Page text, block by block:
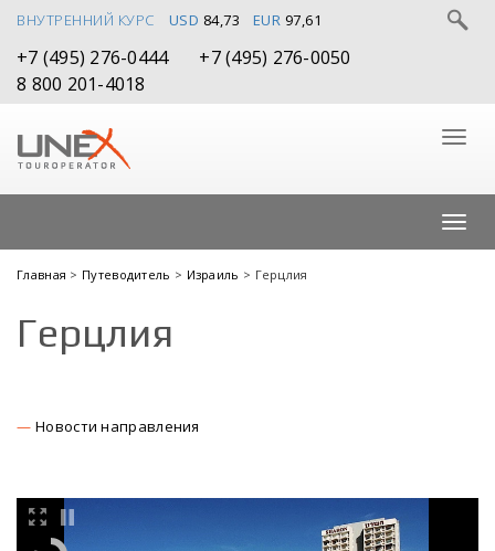
ВНУТРЕННИЙ КУРС USD 84,73 EUR 97,61
+7 (495) 276-0444
+7 (495) 276-0050
8 800 201-4018
Главная > Путеводитель > Израиль > Герцлия
Герцлия
Новости направления